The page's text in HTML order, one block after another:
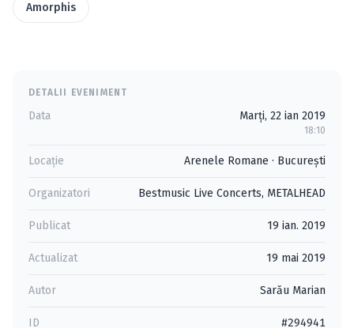
Amorphis
DETALII EVENIMENT
Data Marți, 22 ian 2019
18:10
Locație Arenele Romane · Bucureşti
Organizatori Bestmusic Live Concerts, METALHEAD
Publicat 19 ian. 2019
Actualizat 19 mai 2019
Autor Sarău Marian
ID #294941